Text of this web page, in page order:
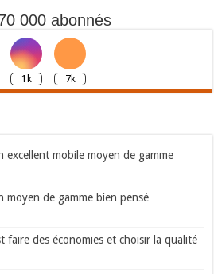
000 abonnés
1k 7k
excellent mobile moyen de gamme
moyen de gamme bien pensé
faire des économies et choisir la qualité